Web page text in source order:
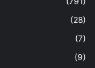
(28)
(7)
(9)